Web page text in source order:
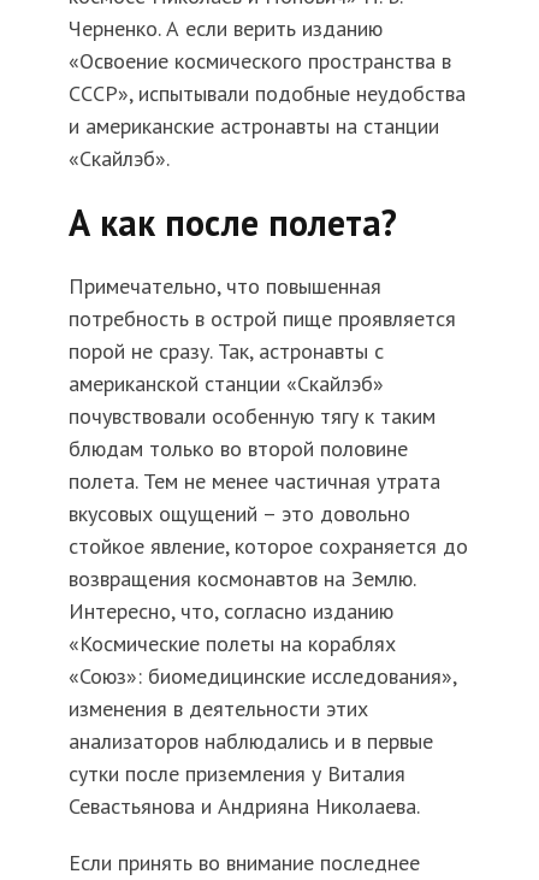
Черненко. А если верить изданию
«Освоение космического пространства в
СССР», испытывали подобные неудобства
и американские астронавты на станции
«Скайлэб».
А как после полета?
Примечательно, что повышенная
потребность в острой пище проявляется
порой не сразу. Так, астронавты с
американской станции «Скайлэб»
почувствовали особенную тягу к таким
блюдам только во второй половине
полета. Тем не менее частичная утрата
вкусовых ощущений – это довольно
стойкое явление, которое сохраняется до
возвращения космонавтов на Землю.
Интересно, что, согласно изданию
«Космические полеты на кораблях
«Союз»: биомедицинские исследования»,
изменения в деятельности этих
анализаторов наблюдались и в первые
сутки после приземления у Виталия
Севастьянова и Андрияна Николаева.
Если принять во внимание последнее